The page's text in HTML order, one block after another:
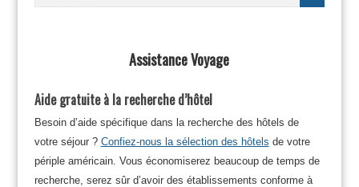
Assistance Voyage
Aide gratuite à la recherche d’hôtel
Besoin d’aide spécifique dans la recherche des hôtels de
votre séjour ? Confiez-nous la sélection des hôtels de votre
périple américain. Vous économiserez beaucoup de temps de
recherche, serez sûr d’avoir des établissements conforme à